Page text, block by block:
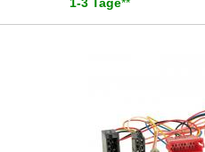
Antennenstecker